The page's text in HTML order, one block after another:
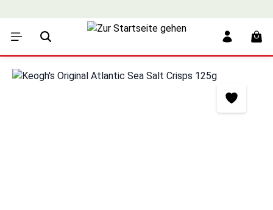
Bildergalerie überspringen